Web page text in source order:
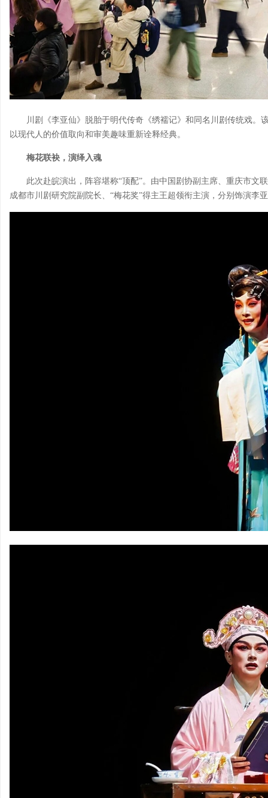
川剧《李亚仙》脱胎于明代传奇《绣襦记》和同名川剧传统戏。
以现代人的价值取向和审美趣味重新诠释经典。
梅花联袂，演绎入魂
此次赴皖演出，阵容堪称“顶配”。由中国剧协副主席、重庆市文
成都市川剧研究院副院长、“梅花奖”得主王超领衔主演，分别饰演李